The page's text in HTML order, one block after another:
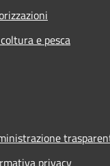
e pesca
privacy